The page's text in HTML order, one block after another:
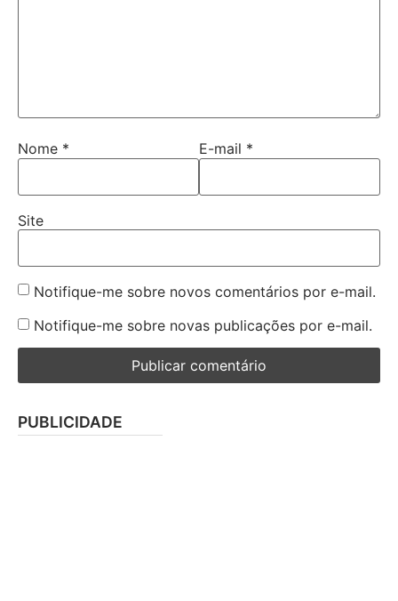
Nome * E-mail *
Site
Notifique-me sobre novos comentários por e-mail.
Notifique-me sobre novas publicações por e-mail.
PUBLICIDADE